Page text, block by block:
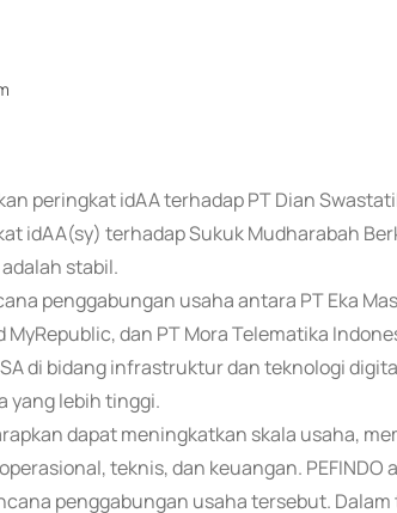
peringkat idAA terhadap PT Dian
idAA(sy) terhadap Sukuk Mudharabah
stabil.
penggabungan usaha antara PT Eka
MyRepublic, dan PT Mora Telematika
di bidang infrastruktur dan teknologi
yang lebih tinggi.
dapat meningkatkan skala usaha,
teknis, dan keuangan. PEFINDO
penggabungan usaha tersebut.